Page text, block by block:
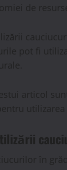
de
pot fi
articol
în